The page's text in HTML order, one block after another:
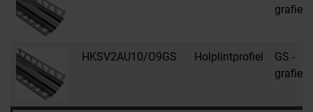
HKSV2AU10/O9GS Holplintprofiel
GS -